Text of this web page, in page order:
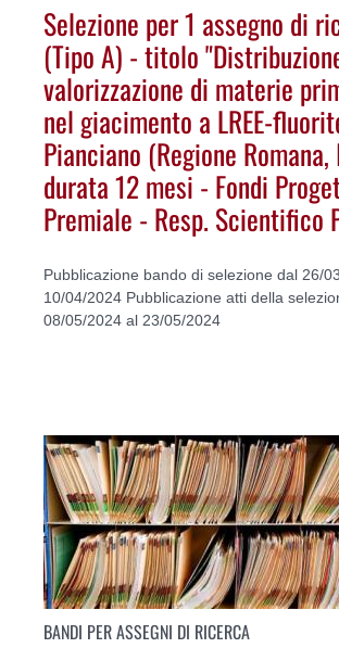
Selezione per 1 assegno di
(Tipo A) - titolo
valorizzazione di materie
nel giacimento a LREE-
Pianciano (Regione
durata 12 mesi - Fondi
Premiale - Resp. Scientifico
Pubblicazione bando di selezione dal 26/
10/04/2024 Pubblicazione atti della
08/05/2024 al 23/05/2024
BANDI PER ASSEGNI DI RICERCA